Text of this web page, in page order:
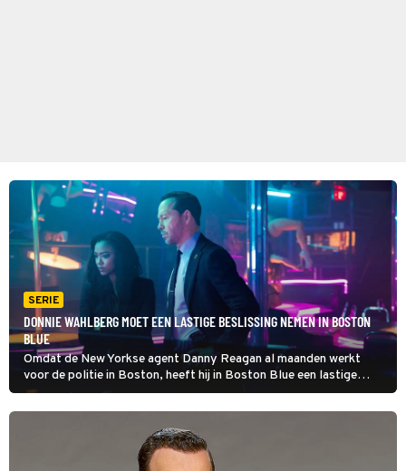
SERIE
DONNIE WAHLBERG MOET EEN LASTIGE BESLISSING NEMEN IN BOSTON
BLUE
Omdat de New Yorkse agent Danny Reagan al maanden werkt
voor de politie in Boston, heeft hij in Boston Blue een lastige
keuze te maken. Keert hij terug naar zijn oude werkplek, of blijft hij
bij zijn zoon en nieuwe collega's in Boston?